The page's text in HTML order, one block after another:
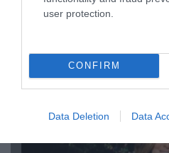
user protection.
CONFIRM
Data Deletion Data
04.08.2026 | 12:02
«μαζέψει» για τη
σε ρεπορτάζ για τις